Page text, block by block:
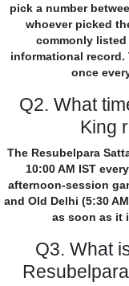
pick a number
whoever picked
commonly
informational record.
once
Q2. What
King
The Resubelpara
10:00 AM IST
afternoon-session
and Old Delhi (5:30
as soon as it
Q3. What